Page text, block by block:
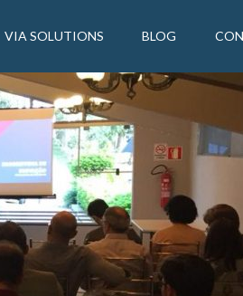
VIA SOLUTIONS BLOG